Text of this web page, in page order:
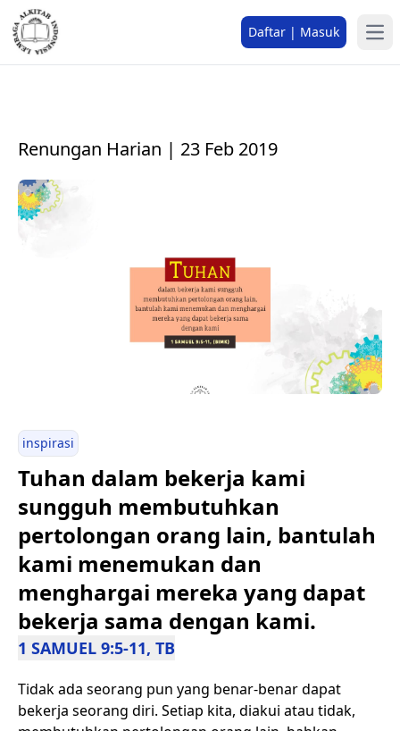
Daftar | Masuk
Renungan Harian | 23 Feb 2019
inspirasi
Tuhan dalam bekerja kami
sungguh membutuhkan
pertolongan orang lain, bantulah
kami menemukan dan
menghargai mereka yang dapat
bekerja sama dengan kami.
1 SAMUEL 9:5-11, TB
Tidak ada seorang pun yang benar-benar dapat
bekerja seorang diri. Setiap kita, diakui atau tidak,